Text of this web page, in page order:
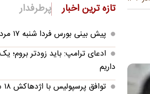
تازه ترین اخبار پرطرفدار
پیش بینی بورس فردا شنبه ۱۷ مرداد ۱۴۰۵
ادعای ترامپ: باید زودتر
داریم
توافق پرسپولیس با اژدهاکش ۱۸ ساله!